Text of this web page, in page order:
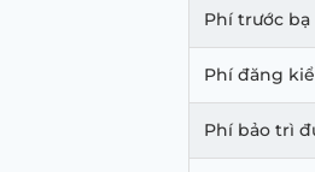
Phí trước bạ
Phí đăng
Phí bảo trì